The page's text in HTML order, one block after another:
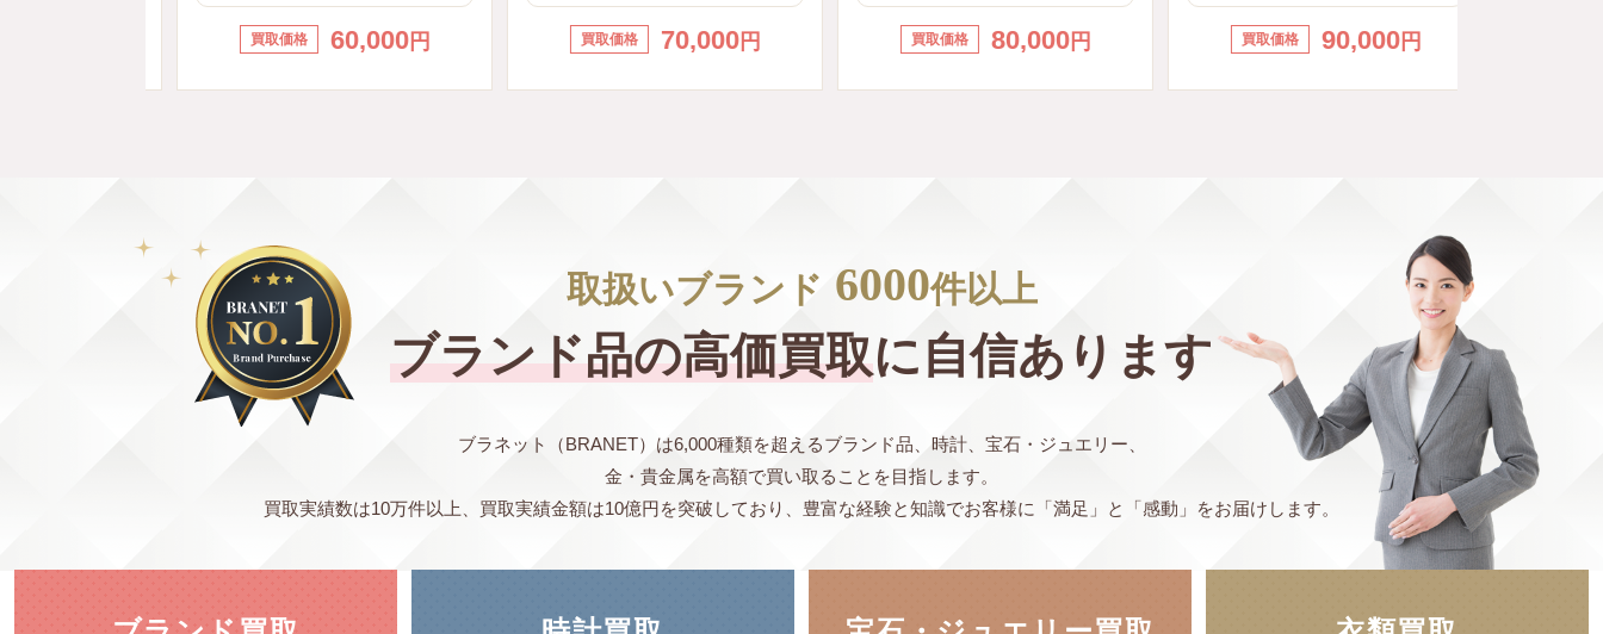
買取価格 60,000円 買取価格 70,000円 買取価格 80,000円 買取価格 90,000円
取扱いブランド 6000件以上
ブランド品の高価買取に自信あります
ブラネット（BRANET）は6,000種類を超えるブランド品、時計、宝石・ジュエリー、
金・貴金属を高額で買い取ることを目指します。
買取実績数は10万件以上、買取実績金額は10億円を突破しており、豊富な経験と知識でお客様に「満足」と「感動」をお届けします。